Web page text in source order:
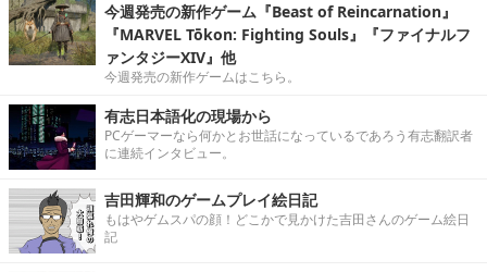
今週発売の新作ゲーム『Beast of Reincarnation』
『MARVEL Tōkon: Fighting Souls』『ファイナルフ
ァンタジーXIV』他
今週発売の新作ゲームはこちら。
有志日本語化の現場から
PCゲーマーなら何かとお世話になっているであろう有志翻訳者
に連続インタビュー。
吉田輝和のゲームプレイ絵日記
もはやゲムスパの顔！どこかで見かけた吉田さんのゲーム絵日
記